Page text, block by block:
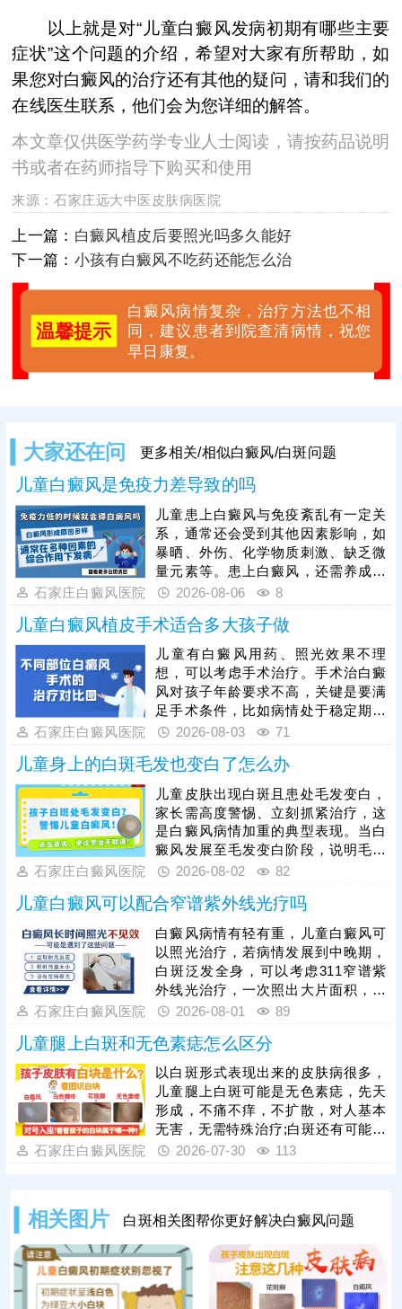
以上就是对“儿童白癜风发病初期有哪些主要
症状”这个问题的介绍，希望对大家有所帮助，如
果您对白癜风的治疗还有其他的疑问，请和我们的
在线医生联系，他们会为您详细的解答。
本文章仅供医学药学专业人士阅读，请按药品说明
书或者在药师指导下购买和使用
来源：石家庄远大中医皮肤病医院
上一篇： 白癜风植皮后要照光吗多久能好
下一篇： 小孩有白癜风不吃药还能怎么治
温馨提示
白癜风病情复杂，治疗方法也不相
同，建议患者到院查清病情，祝您
早日康复。
大家还在问 更多相关/相似白癜风/白斑问题
儿童白癜风是免疫力差导致的吗
儿童患上白癜风与免疫紊乱有一定关
系，通常还会受到其他因素影响，如
暴晒、外伤、化学物质刺激、缺乏微
量元素等。患上白癜风，还需养成健
康生活习惯，规律作息，均衡饮食，
心情舒畅，适度锻炼，平衡免疫功
能，为白斑复色助力。另一方面，要
重视规范治疗，在医生指导下个性化
用药、照光，促进黑色素细胞修复、
恢复活性，令表皮黑色素再分泌，使
肤色渐趋正常。
石家庄白癜风医院 2026-08-06 8
儿童白癜风植皮手术适合多大孩子做
儿童有白癜风用药、照光效果不理
想，可以考虑手术治疗。手术治白癜
风对孩子年龄要求不高，关键是要满
足手术条件，比如病情处于稳定期、
非外伤型白癜风、非瘢痕体质，术前
需进行完善检查。另外，目前有新型
的手术方法被应用到白癜风临床治疗
当中：黑色素细胞种植，与植皮手术
相比，自体活性色素细胞移植成活
快，着色均匀，不留疤痕，复色成功
率高。做手术认准正规医院，经验丰
富的医生操作，告知术前术后护理事
项，一次治疗成功率更高。
石家庄白癜风医院 2026-08-03 71
儿童身上的白斑毛发也变白了怎么办
儿童皮肤出现白斑且患处毛发变白，
家长需高度警惕、立刻抓紧治疗，这
是白癜风病情加重的典型表现。当白
癜风发展至毛发变白阶段，说明毛囊
黑色素细胞已受损，治疗难度会明显
用偏方、激素类药膏盲目医治，儿童
白癜风需遵循科学诊疗原则，临床多
采用综合性治疗方案，像中医定向、
药物渗透联合308激光是常用且安全
高效的方法，适配儿童体质，能够内
外兼顾修复黑色素细胞，复色效果明
显。白癜风治疗是循序渐进的过程，
家长需坚持
石家庄白癜风医院 2026-08-02 82
儿童白癜风可以配合窄谱紫外线光疗吗
白癜风病情有轻有重，儿童白癜风可
以照光治疗，若病情发展到中晚期，
白斑泛发全身，可以考虑311窄谱紫
外线光治疗，一次照出大片面积，节
省单次照光时间和费用;若白斑面积较
光治疗，靶向性好，起效快，安全性
高。照光治疗需确定合适的剂量、频
率，维持疗效连贯;可搭配对症药物进
行综合治疗，双管齐下，提升疗效，
加快肤色还原。
石家庄白癜风医院 2026-08-01 89
儿童腿上白斑和无色素痣怎么区分
以白斑形式表现出来的皮肤病很多，
儿童腿上白斑可能是无色素痣，先天
形成，不痛不痒，不扩散，对人基本
无害，无需特殊治疗;白斑还有可能是
白癜风，这种皮肤病近年来的发病率
有所上升，白斑易扩散，病程长，病
检查，结果准确、详细。确诊后结合
白斑症状、成因针对治疗，避免病情
加重，给孩子带来负面影响。
石家庄白癜风医院 2026-07-30 113
相关图片 白斑相关图帮你更好解决白癜风问题